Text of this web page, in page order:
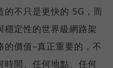
的不只是更快的 5G，而
穩定性的世界級網路架
價值–真正重要的，不
時間、任何地點、任何